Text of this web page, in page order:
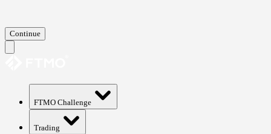
Continue
FTMO Challenge
Trading